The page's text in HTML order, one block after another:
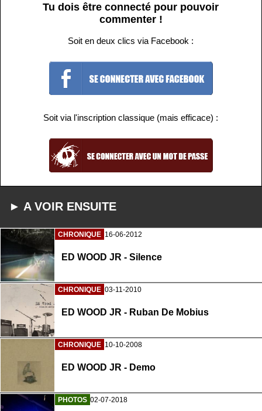
Tu dois être connecté pour pouvoir
commenter !
Soit en deux clics via Facebook :
Soit via l'inscription classique (mais efficace) :
► A VOIR ENSUITE
CHRONIQUE 16-06-2012
ED WOOD JR - Silence
CHRONIQUE 03-11-2010
ED WOOD JR - Ruban De Mobius
CHRONIQUE 10-10-2008
ED WOOD JR - Demo
PHOTOS 02-07-2018